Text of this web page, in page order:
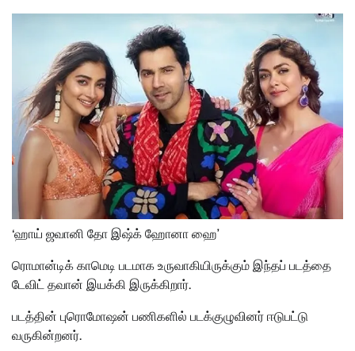
‘ஹாய் ஜவானி தோ இஷ்க் ஹோனா ஹை’
ரொமான்டிக் காமெடி படமாக உருவாகியிருக்கும் இந்தப் படத்தை
டேவிட் தவான் இயக்கி இருக்கிறார்.
படத்தின் புரொமோஷன் பணிகளில் படக்குழுவினர் ஈடுபட்டு
வருகின்றனர்.